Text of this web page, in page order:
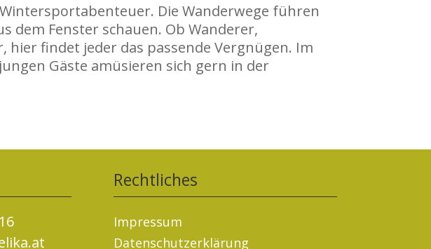
Die Wanderwege führen
dem Fenster schauen. Ob Wanderer,
findet jeder das passende Vergnügen. Im
Gäste amüsieren sich gern in der
Rechtliches
Impressum
Datenschutzerklärung